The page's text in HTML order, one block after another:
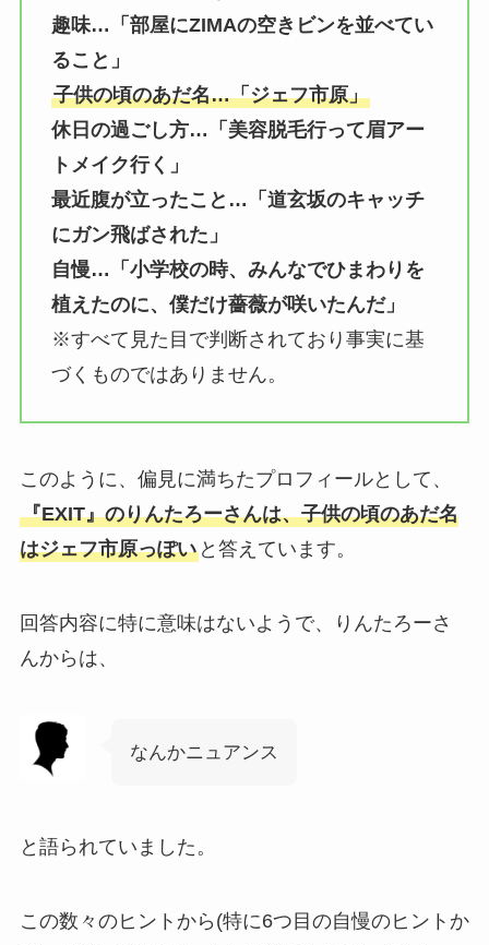
趣味…「部屋にZIMAの空きビンを並べてい
ること」
子供の頃のあだ名…「ジェフ市原」
休日の過ごし方…「美容脱毛行って眉アー
トメイク行く」
最近腹が立ったこと…「道玄坂のキャッチ
にガン飛ばされた」
自慢…「小学校の時、みんなでひまわりを
植えたのに、僕だけ薔薇が咲いたんだ」
※すべて見た目で判断されており事実に基
づくものではありません。
このように、偏見に満ちたプロフィールとして、
『EXIT』のりんたろーさんは、子供の頃のあだ名
はジェフ市原っぽいと答えています。
回答内容に特に意味はないようで、りんたろーさ
んからは、
なんかニュアンス
と語られていました。
この数々のヒントから(特に6つ目の自慢のヒントか